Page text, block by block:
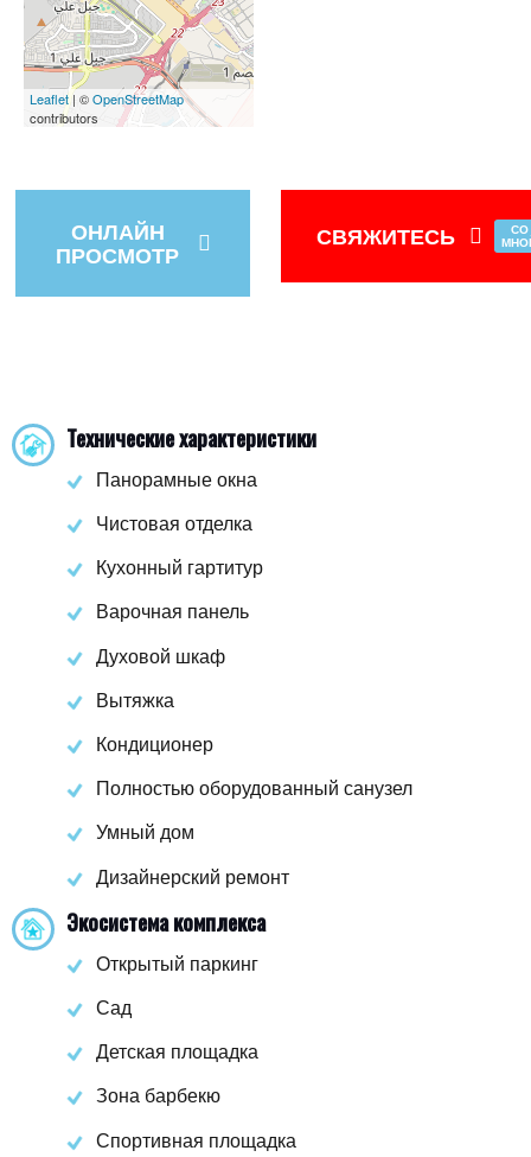
Leaflet| ©OpenStreetMap
contributors
ОНЛАЙН
ПРОСМОТР
СВЯЖИТЕСЬ СО
Технические характеристики
Панорамные окна
Чистовая отделка
Кухонный гартитур
Варочная панель
Духовой шкаф
Вытяжка
Кондиционер
Полностью оборудованный санузел
Умный дом
Дизайнерский ремонт
Экосистема комплекса
Открытый паркинг
Сад
Детская площадка
Зона барбекю
Спортивная площадка